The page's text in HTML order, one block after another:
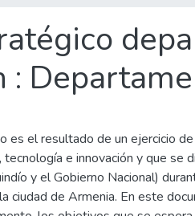
:
es el resultado de un ejercicio
tecnología e innovación y que se
y el Gobierno Nacional)
ciudad de Armenia. En este